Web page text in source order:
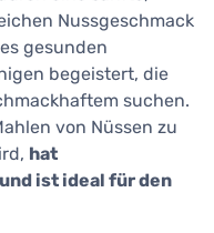
Nussgeschmack
gesunden
begeistert, die
suchen.
von Nüssen zu
hat
ist ideal für den